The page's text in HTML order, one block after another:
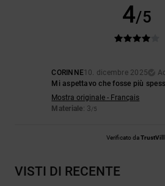
4/5
CORINNE10. dicembre 2025
Mi aspettavo che fosse più
Mostra originale - Français
Materiale: 3/5
Verificato da
VISTI DI RECENTE